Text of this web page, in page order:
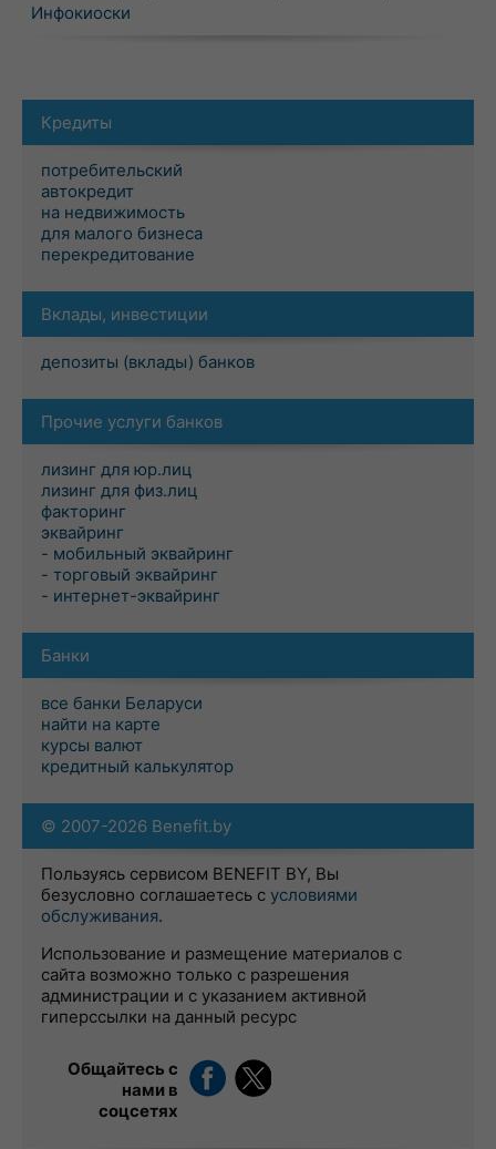
Инфокиоски
Кредиты
потребительский
автокредит
на недвижимость
для малого бизнеса
перекредитование
Вклады, инвестиции
депозиты (вклады) банков
Прочие услуги банков
лизинг для юр.лиц
лизинг для физ.лиц
факторинг
эквайринг
- мобильный эквайринг
- торговый эквайринг
- интернет-эквайринг
Банки
все банки Беларуси
найти на карте
курсы валют
кредитный калькулятор
© 2007-2026 Benefit.by
Пользуясь сервисом BENEFIT BY, Вы
безусловно соглашаетесь с условиями
обслуживания.
Использование и размещение материалов с
сайта возможно только с разрешения
администрации и с указанием активной
гиперссылки на данный ресурс
Общайтесь с
нами в
соцсетях